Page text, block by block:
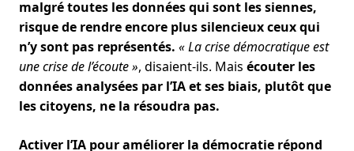
malgré toutes les données qui sont les siennes,
risque de rendre encore plus silencieux ceux qui
n’y sont pas représentés. « La crise démocratique est
une crise de l’écoute », disaient-ils. Mais écouter les
données analysées par l’IA et ses biais, plutôt que
les citoyens, ne la résoudra pas.
Activer l’IA pour améliorer la démocratie répond